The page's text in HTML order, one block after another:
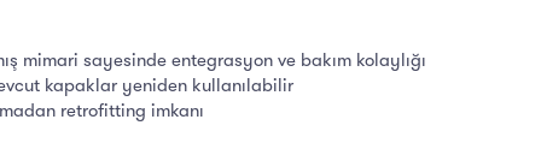
mimari sayesinde entegrasyon ve bakım kolaylığı
kapaklar yeniden kullanılabilir
retrofitting imkanı